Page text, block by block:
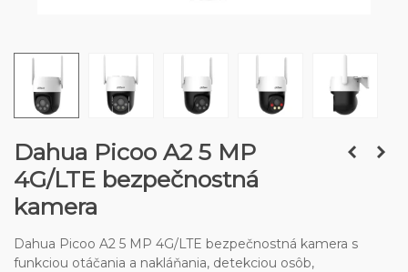
Dahua Picoo A2 5 MP
4G/LTE bezpečnostná
kamera
Dahua Picoo A2 5 MP 4G/LTE bezpečnostná kamera s
funkciou otáčania a nakláňania, detekciou osôb,